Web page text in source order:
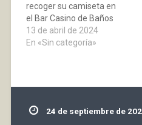
recoger su camiseta en
el Bar Casino de Baños
el próximo miércoles a
partir de las 19 horas.
13 de abril de 2024
En «Sin categoría»
24 de septiembre de